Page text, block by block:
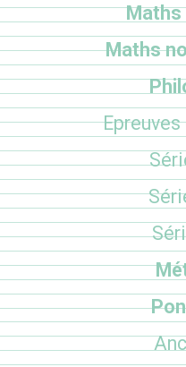
Maths
Epreuves